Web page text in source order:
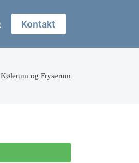
Kontakt
Kølerum og Fryserum